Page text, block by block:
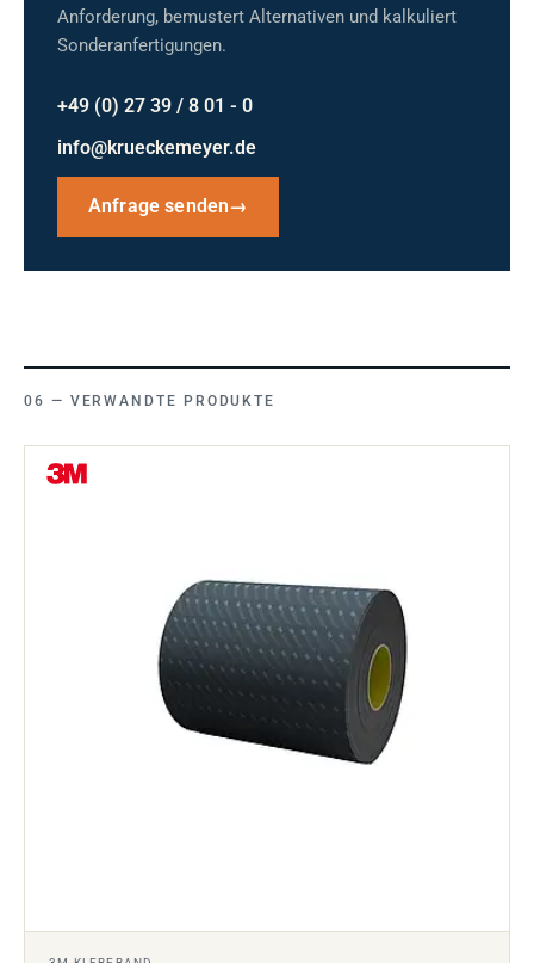
Anforderung, bemustert Alternativen und kalkuliert
Sonderanfertigungen.
+49 (0) 27 39 / 8 01 - 0
info@krueckemeyer.de
Anfrage senden→
VERWANDTE PRODUKTE